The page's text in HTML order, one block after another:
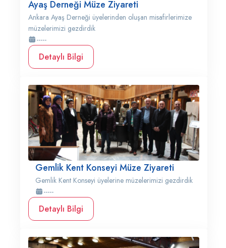
Ayaş Derneği Müze Ziyareti
Ankara Ayaş Derneği üyelerinden oluşan misafirlerimize
müzelerimizi gezdirdik
-----
Detaylı Bilgi
Gemlik Kent Konseyi Müze Ziyareti
Gemlik Kent Konseyi üyelerine müzelerimizi gezdirdik
-----
Detaylı Bilgi